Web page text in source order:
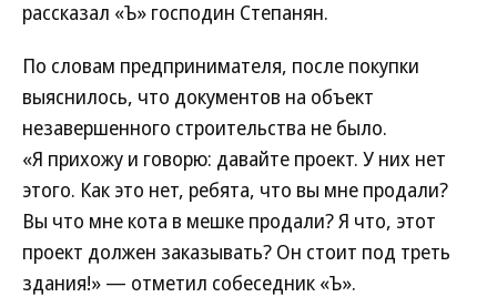
рассказал «Ъ» господин Степанян.
По словам предпринимателя, после покупки
выяснилось, что документов на объект
незавершенного строительства не было.
«Я прихожу и говорю: давайте проект. У них нет
этого. Как это нет, ребята, что вы мне продали?
Вы что мне кота в мешке продали? Я что, этот
проект должен заказывать? Он стоит под треть
здания!» — отметил собеседник «Ъ».